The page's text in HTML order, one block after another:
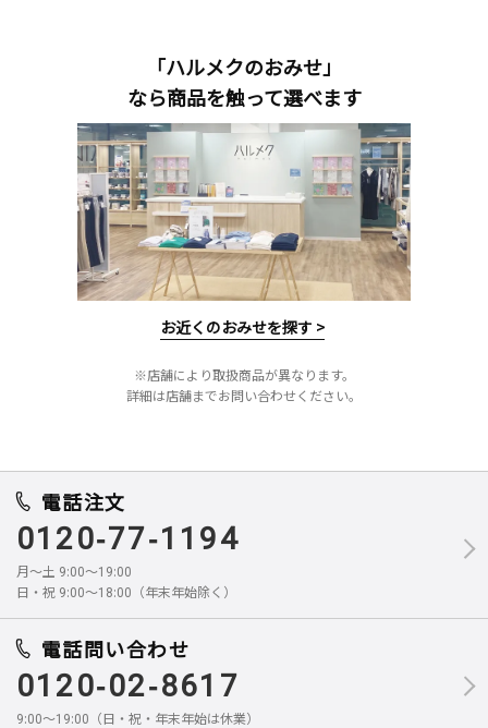
「ハルメクのおみせ」
なら商品を触って選べます
お近くのおみせを探す >
※店舗により取扱商品が異なります。
詳細は店舗までお問い合わせください。
電話注文
0120-77-1194
月～土 9:00～19:00
日・祝 9:00～18:00（年末年始除く）
電話問い合わせ
0120-02-8617
9:00～19:00（日・祝・年末年始は休業）